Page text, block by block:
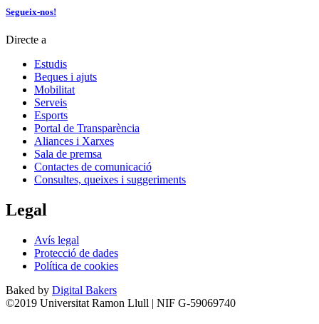
Segueix-nos!
Directe a
Estudis
Beques i ajuts
Mobilitat
Serveis
Esports
Portal de Transparència
Aliances i Xarxes
Sala de premsa
Contactes de comunicació
Consultes, queixes i suggeriments
Legal
Avís legal
Protecció de dades
Política de cookies
Baked by Digital Bakers
©2019 Universitat Ramon Llull | NIF G-59069740